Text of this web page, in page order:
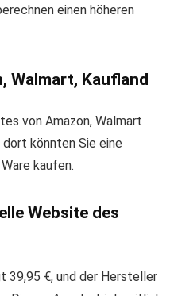
einen höheren
Walmart, Kaufland
von Amazon, Walmart
könnten Sie eine
kaufen.
Website des
39,95 €, und der Hersteller